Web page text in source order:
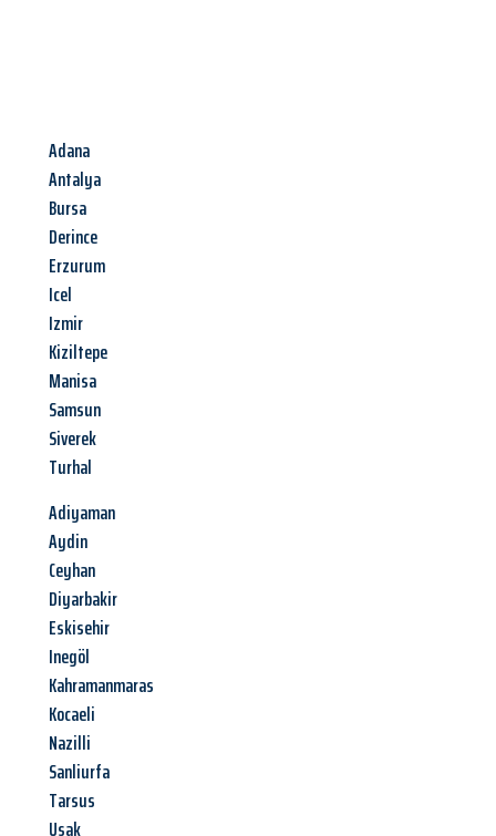
Adana
Antalya
Bursa
Derince
Erzurum
Icel
Izmir
Kiziltepe
Manisa
Samsun
Siverek
Turhal
Adiyaman
Aydin
Ceyhan
Diyarbakir
Eskisehir
Inegöl
Kahramanmaras
Kocaeli
Nazilli
Sanliurfa
Tarsus
Usak